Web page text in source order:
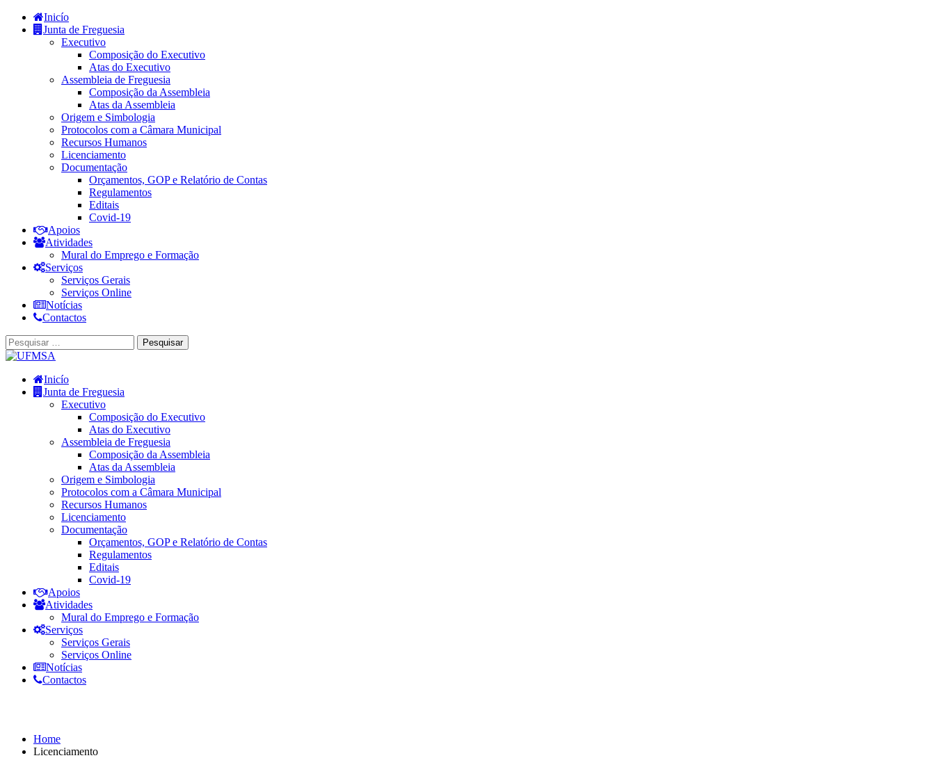
Inicío
Junta de Freguesia
Executivo
Composição do Executivo
Atas do Executivo
Assembleia de Freguesia
Composição da Assembleia
Atas da Assembleia
Origem e Simbologia
Protocolos com a Câmara Municipal
Recursos Humanos
Licenciamento
Documentação
Orçamentos, GOP e Relatório de Contas
Regulamentos
Editais
Covid-19
Apoios
Atividades
Mural do Emprego e Formação
Serviços
Serviços Gerais
Serviços Online
Notícias
Contactos
Inicío
Junta de Freguesia
Executivo
Composição do Executivo
Atas do Executivo
Assembleia de Freguesia
Composição da Assembleia
Atas da Assembleia
Origem e Simbologia
Protocolos com a Câmara Municipal
Recursos Humanos
Licenciamento
Documentação
Orçamentos, GOP e Relatório de Contas
Regulamentos
Editais
Covid-19
Apoios
Atividades
Mural do Emprego e Formação
Serviços
Serviços Gerais
Serviços Online
Notícias
Contactos
Home
Licenciamento